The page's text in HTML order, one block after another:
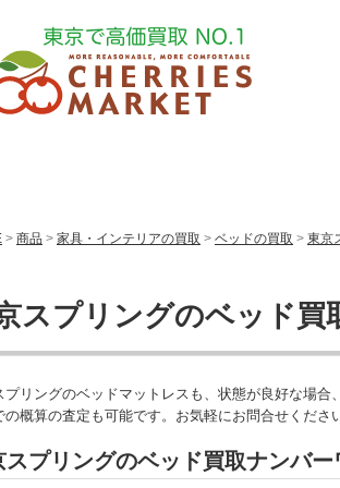
> 商品 > 家具・インテリアの買取 > ベッドの買取 > 東京
スプリングのベッド買
プリングのベッドマットレスも、状態が良好な場合
の概算の査定も可能です。お気軽にお問合せくださ
スプリングのベッド買取ナンバ